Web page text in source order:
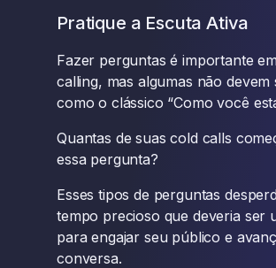
Pratique a Escuta Ativa
Fazer perguntas é importante
calling, mas algumas não devem
como o clássico “Como você
Quantas de suas cold calls
essa pergunta?
Esses tipos de perguntas
tempo precioso que deveria ser
para engajar seu público e
conversa.